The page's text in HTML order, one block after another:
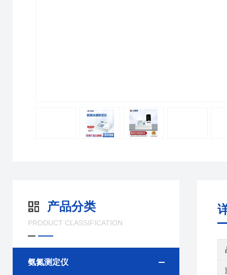
产品分类
PRODUCT CLASSIFICATION
氨氮测定仪